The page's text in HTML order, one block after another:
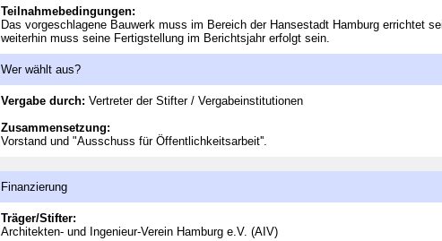
Teilnahmebedingungen:
Das vorgeschlagene Bauwerk muss im Bereich der Hansestadt Hamburg errichtet
weiterhin muss seine Fertigstellung im Berichtsjahr erfolgt sein.
Wer wählt aus?
Vergabe durch: Vertreter der Stifter / Vergabeinstitutionen
Zusammensetzung:
Vorstand und "Ausschuss für Öffentlichkeitsarbeit''.
Finanzierung
Träger/Stifter:
Architekten- und Ingenieur-Verein Hamburg e.V. (AIV)